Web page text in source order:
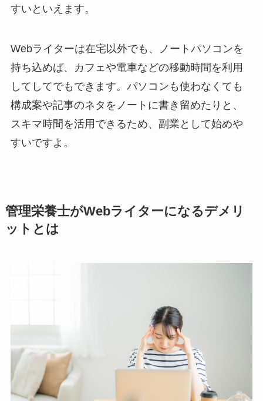
すいといえます。
Webライターは在宅以外でも、ノートパソコンを
持ち込めば、カフェや電車などの移動時間を利用
してしてでもできます。パソコンも使わなくても
構成案や記事のネタをノートに書き留めたりと、
スキマ時間を活用できるため、副業として始めや
すいですよ。
管理栄養士がWebライターになるデメリ
ットとは